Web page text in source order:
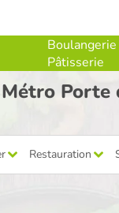
Boulangerie
Pâtisserie
Porte
Restauration